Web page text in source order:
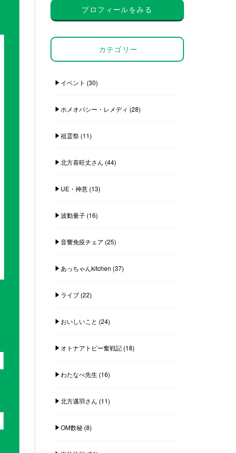
プロフィールをみる
カテゴリー
イベント (30)
ホメオパシー・レメディ (28)
祖霊祭(11)
北方喜旺丈さん (44)
UE・神意(13)
波動量子(16)
音響免疫チェア (25)
あっちゃんkitchen (37)
ライブ(22)
おいしいこと (24)
オトナアトピー奮戦記(18)
わたなべ先生 (16)
北方邁羽さん (11)
OM数秘(8)